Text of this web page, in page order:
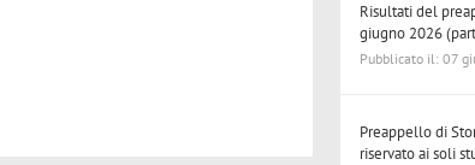
Risultati del
giugno 2026
Pubblicato il: 07
Preappello di
riservato ai soli